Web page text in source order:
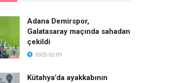
Adana Demirspor,
Galatasaray maçında sahadan
çekildi
2025-02-09
Kütahya’da ayakkabının